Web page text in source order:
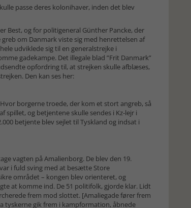
passe deres kolonihaver, inden det blev
Best, og for politigeneral Günther Pancke, der
om Danmark viste sig med henrettelsen af
udviklede sig til en generalstrejke i
gadekampe. Det illegale blad ”Frit Danmark”
opfordring til, at strejken skulle afblæses,
Den kan ses her:
borgerne troede, der kom et stort angreb, så
og betjentene skulle sendes i Kz-lejr i
betjente blev sejlet til Tyskland og indsat i
vagten på Amalienborg. De blev den 19.
i fuld sving med at besætte Store
området – kongen blev orienteret, og
at komme ind. De 51 politifolk, gjorde klar. Lidt
frem mod slottet. [Amaliegade fører frem
tyskerne gik frem i kampformation, åbnede